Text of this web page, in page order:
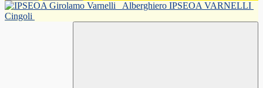
Alberghiero IPSEOA VARNELLI
Cingoli